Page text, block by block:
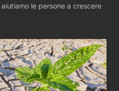
le persone a crescere